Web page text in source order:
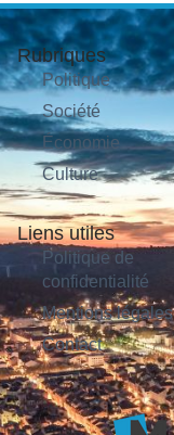
Rubriques
Politique
Société
Économie
Culture
Liens utiles
Politique de
confidentialité
Mentions légales
Contact